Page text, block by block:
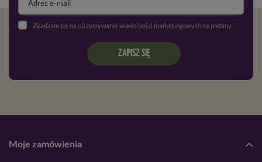
Zgadzam się na otrzymywanie wiadomości marketingowych na podany adres e-mail oraz przetwarzanie danych osobowych zgodnie z
ZAPISZ SIĘ
Moje zamówienia